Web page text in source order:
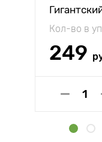
Кол-во в
249